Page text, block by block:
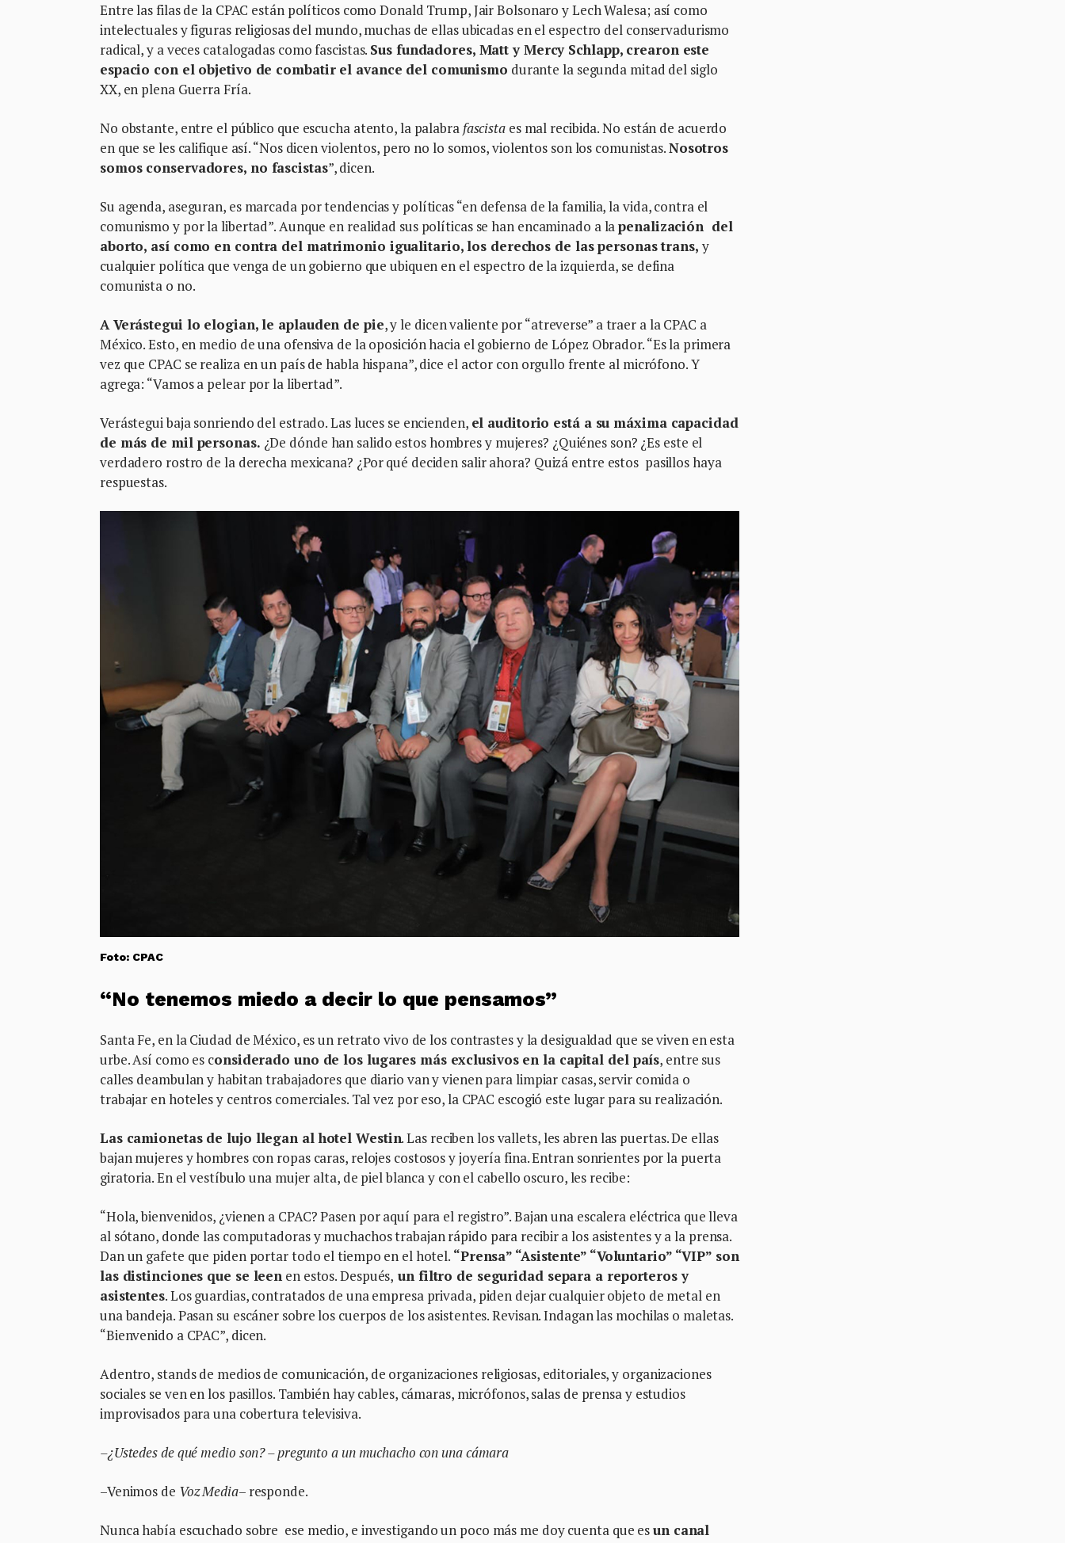
Entre las filas de la CPAC están políticos como Donald Trump, Jair Bolsonaro y Lech Walesa; así como
intelectuales y figuras religiosas del mundo, muchas de ellas ubicadas en el espectro del conservadurismo
radical, y a veces catalogadas como fascistas. Sus fundadores, Matt y Mercy Schlapp, crearon este
espacio con el objetivo de combatir el avance del comunismo durante la segunda mitad del siglo
XX, en plena Guerra Fría.
No obstante, entre el público que escucha atento, la palabra fascistaes mal recibida. No están de acuerdo
en que se les califique así. “Nos dicen violentos, pero no lo somos, violentos son los comunistas.Nosotros
somos conservadores, no fascistas”, dicen.
Su agenda, aseguran, es marcada por tendencias y políticas “en defensa de la familia, la vida, contra el
comunismo y por la libertad”. Aunque en realidad sus políticas se han encaminado a lapenalización del
aborto, así como en contra del matrimonio igualitario, los derechos de las personas trans, y
cualquier política que venga de un gobierno que ubiquen en el espectro de la izquierda, se defina
comunista o no.
A Verástegui lo elogian, le aplauden de pie, y le dicen valiente por “atreverse” a traer a la CPAC a
México. Esto, en medio de una ofensiva de la oposición hacia el gobierno de López Obrador. “Es la primera
vez que CPAC se realiza en un país de habla hispana”, dice el actor con orgullo frente al micrófono. Y
agrega: “Vamos a pelear por la libertad”.
Verástegui baja sonriendo del estrado. Las luces se encienden, el auditorio está a su máxima capacidad
de más de mil personas. ¿De dónde han salido estos hombres y mujeres? ¿Quiénes son? ¿Es este el
verdadero rostro de la derecha mexicana? ¿Por qué deciden salir ahora? Quizá entre estos pasillos haya
respuestas.
Foto: CPAC
“No tenemos miedo a decir lo que pensamos”
Santa Fe, en la Ciudad de México, es un retrato vivo de los contrastes y la desigualdad que se viven en esta
urbe. Así como es considerado uno de los lugares más exclusivos en la capital del país, entre sus
calles deambulan y habitan trabajadores que diario van y vienen para limpiar casas, servir comida o
trabajar en hoteles y centros comerciales. Tal vez por eso, la CPAC escogió este lugar para su realización.
Las camionetas de lujo llegan al hotel Westin. Las reciben los vallets, les abren las puertas. De ellas
bajan mujeres y hombres con ropas caras, relojes costosos y joyería fina. Entran sonrientes por la puerta
giratoria. En el vestíbulo una mujer alta, de piel blanca y con el cabello oscuro, les recibe:
“Hola, bienvenidos, ¿vienen a CPAC? Pasen por aquí para el registro”. Bajan una escalera eléctrica que lleva
al sótano, donde las computadoras y muchachos trabajan rápido para recibir a los asistentes y a la prensa.
Dan un gafete que piden portar todo el tiempo en el hotel. “Prensa” “Asistente” “Voluntario” “VIP” son
las distinciones que se leen en estos. Después, un filtro de seguridad separa a reporteros y
asistentes. Los guardias, contratados de una empresa privada, piden dejar cualquier objeto de metal en
una bandeja. Pasan su escáner sobre los cuerpos de los asistentes. Revisan. Indagan las mochilas o maletas.
“Bienvenido a CPAC”, dicen.
Adentro, stands de medios de comunicación, de organizaciones religiosas, editoriales, y organizaciones
sociales se ven en los pasillos. También hay cables, cámaras, micrófonos, salas de prensa y estudios
improvisados para una cobertura televisiva.
–¿Ustedes de qué medio son? – pregunto a un muchacho con una cámara
–Venimos de Voz Media– responde.
Nunca había escuchado sobre ese medio, e investigando un poco más me doy cuenta que esun canal